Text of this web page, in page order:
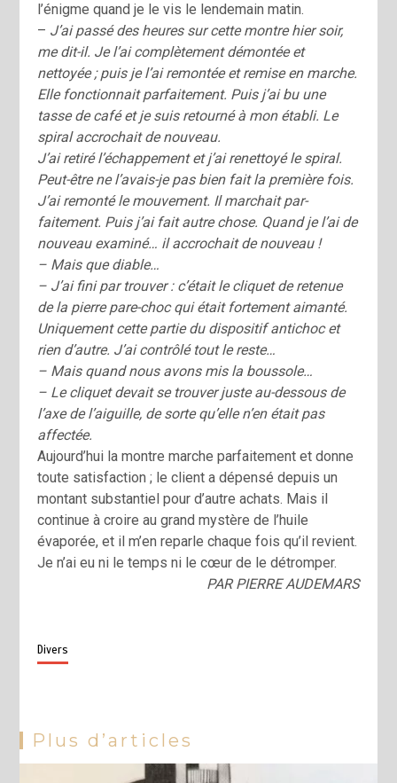
l’énigme quand je le vis le lendemain matin.
– J’ai passé des heures sur cette montre hier soir,
me dit-il. Je l’ai complètement démontée et
nettoyée ; puis je l’ai remontée et remise en marche.
Elle fonctionnait parfaitement. Puis j’ai bu une
tasse de café et je suis retourné à mon établi. Le
spiral accrochait de nouveau.
J’ai retiré l’échappement et j’ai renettoyé le spiral.
Peut-être ne l’avais-je pas bien fait la première fois.
J’ai remonté le mouvement. Il marchait par­
faitement. Puis j’ai fait autre chose. Quand je l’ai de
nouveau examiné… il accrochait de nouveau !
– Mais que diable…
– J’ai fini par trouver : c’était le cliquet de retenue
de la pierre pare-choc qui était fortement aimanté.
Uniquement cette partie du dispositif antichoc et
rien d’autre. J’ai contrôlé tout le reste…
– Mais quand nous avons mis la boussole…
– Le cliquet devait se trouver juste au-dessous de
l’axe de l’aiguille, de sorte qu’elle n’en était pas
affectée.
Aujourd’hui la montre marche parfaitement et donne
toute satisfaction ; le client a dépensé depuis un
montant substantiel pour d’autre achats. Mais il
continue à croire au grand mystère de l’huile
évaporée, et il m’en reparle chaque fois qu’il revient.
Je n’ai eu ni le temps ni le cœur de le détromper.
PAR PIERRE AUDEMARS
Divers
Plus d’articles